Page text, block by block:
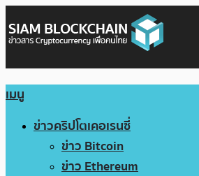
เมนู
ข่าวคริปโตเคอเรนซี่
ข่าว Bitcoin
ข่าว Ethereum